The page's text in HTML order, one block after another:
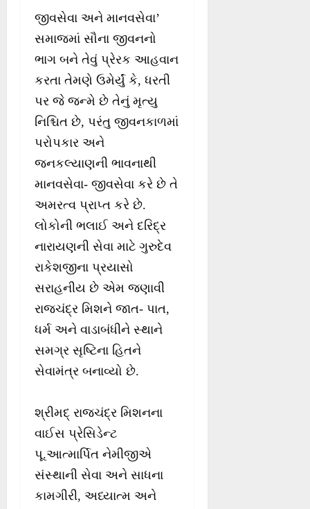
જીવસેવા અને માનવસેવા’
સમાજમાં સૌના જીવનનો
ભાગ બને તેવું પ્રેરક આહવાન
કરતા તેમણે ઉમેર્યું કે, ધરતી
પર જે જન્મે છે તેનું મૃત્યુ
નિશ્ચિત છે, પરંતુ જીવનકાળમાં
પરોપકાર અને
જનકલ્યાણની ભાવનાથી
માનવસેવા- જીવસેવા કરે છે તે
અમરત્વ પ્રાપ્ત કરે છે.
લોકોની ભલાઈ અને દરિદ્ર
નારાયણની સેવા માટે ગુરુદેવ
રાકેશજીના પ્રયાસો
સરાહનીય છે એમ જણાવી
રાજચંદ્ર મિશને જાત- પાત,
ધર્મ અને વાડાબંધીને સ્થાને
સમગ્ર સૃષ્ટિના હિતને
સેવામંત્ર બનાવ્યો છે.
શ્રીમદ્ રાજચંદ્ર મિશનના
વાઈસ પ્રેસિડેન્ટ
પૂ.આત્માર્પિત નેમીજીએ
સંસ્થાની સેવા અને સાધના
કામગીરી, અધ્યાત્મ અને